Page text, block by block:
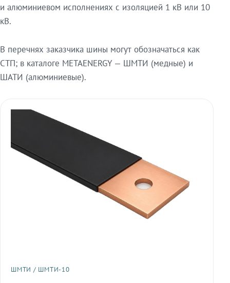
и алюминиевом исполнениях с изоляцией 1 кВ или 10
кВ.
В перечнях заказчика шины могут обозначаться как
СТП; в каталоге METAENERGY — ШМТИ (медные) и
ШАТИ (алюминиевые).
ШМТИ / ШМТИ-10